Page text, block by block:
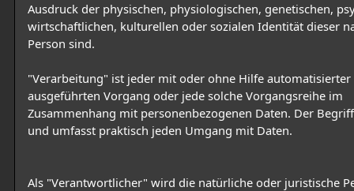
Ausdruck der physischen, physiologischen, genetischen,
wirtschaftlichen, kulturellen oder sozialen Identität dieser
Person sind.
"Verarbeitung" ist jeder mit oder ohne Hilfe automatisierter
ausgeführten Vorgang oder jede solche Vorgangsreihe im
Zusammenhang mit personenbezogenen Daten. Der
und umfasst praktisch jeden Umgang mit Daten.
Als "Verantwortlicher" wird die natürliche oder juristische